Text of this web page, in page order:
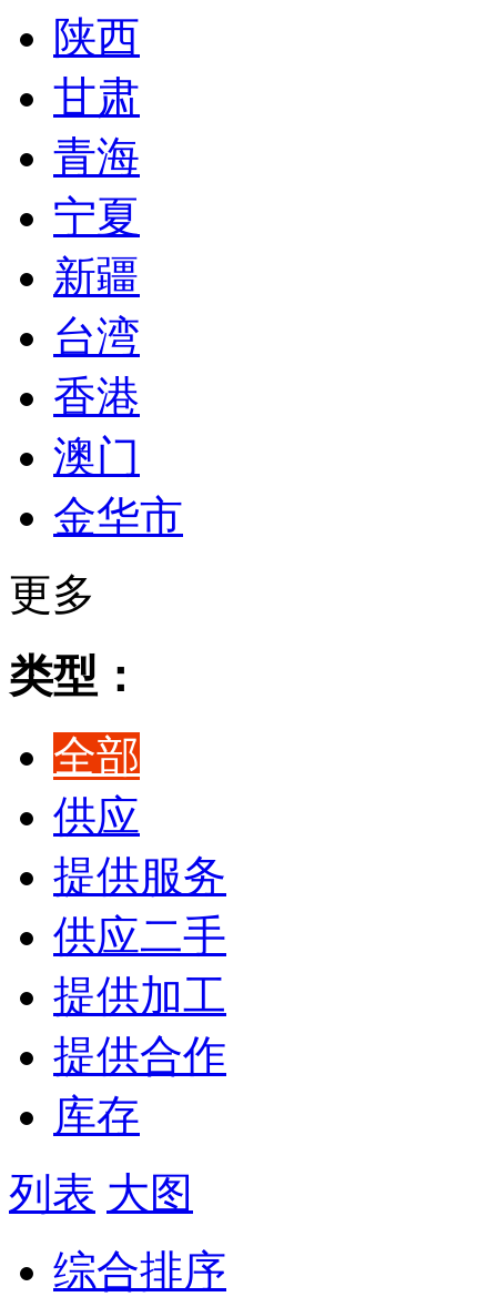
陕西
甘肃
青海
宁夏
新疆
台湾
香港
澳门
金华市
更多
类型：
全部
供应
提供服务
供应二手
提供加工
提供合作
库存
列表 大图
综合排序